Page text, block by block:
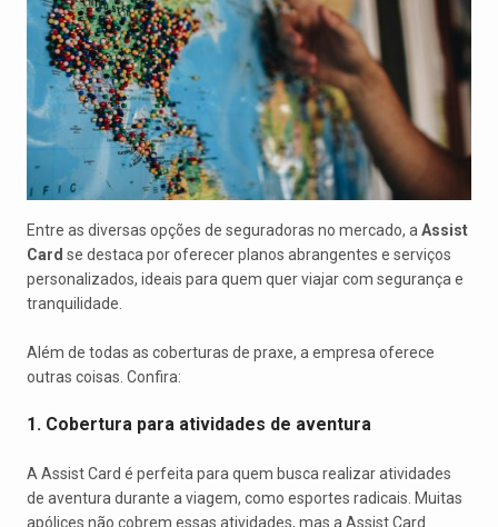
Entre as diversas opções de seguradoras no mercado, a Assist
Card se destaca por oferecer planos abrangentes e serviços
personalizados, ideais para quem quer viajar com segurança e
tranquilidade.
Além de todas as coberturas de praxe, a empresa oferece
outras coisas. Confira:
1. Cobertura para atividades de aventura
A Assist Card é perfeita para quem busca realizar atividades
de aventura durante a viagem, como esportes radicais. Muitas
apólices não cobrem essas atividades, mas a Assist Card